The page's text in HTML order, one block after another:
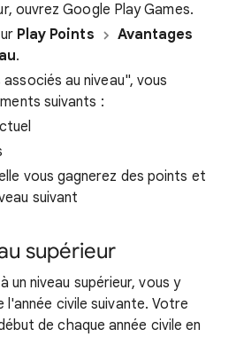
ouvrez Google Play Games.
Play Points
Avantages
.
au niveau", vous
suivants :
vous gagnerez des points et
suivant
supérieur
un niveau supérieur, vous y
l'année civile suivante. Votre
de chaque année civile en